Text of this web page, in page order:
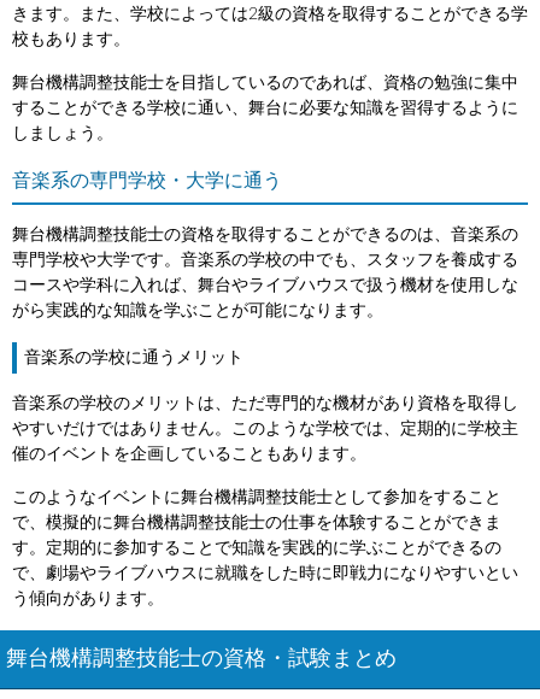
きます。また、学校によっては2級の資格を取得することができる学
校もあります。
舞台機構調整技能士を目指しているのであれば、資格の勉強に集中
することができる学校に通い、舞台に必要な知識を習得するように
しましょう。
音楽系の専門学校・大学に通う
舞台機構調整技能士の資格を取得することができるのは、音楽系の
専門学校や大学です。音楽系の学校の中でも、スタッフを養成する
コースや学科に入れば、舞台やライブハウスで扱う機材を使用しな
がら実践的な知識を学ぶことが可能になります。
音楽系の学校に通うメリット
音楽系の学校のメリットは、ただ専門的な機材があり資格を取得し
やすいだけではありません。このような学校では、定期的に学校主
催のイベントを企画していることもあります。
このようなイベントに舞台機構調整技能士として参加をすること
で、模擬的に舞台機構調整技能士の仕事を体験することができま
す。定期的に参加することで知識を実践的に学ぶことができるの
で、劇場やライブハウスに就職をした時に即戦力になりやすいとい
う傾向があります。
舞台機構調整技能士の資格・試験まとめ